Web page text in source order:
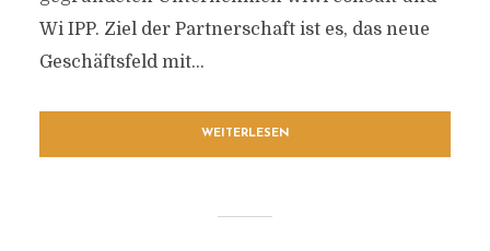
Wi IPP. Ziel der Partnerschaft ist es, das neue
Geschäftsfeld mit...
WEITERLESEN